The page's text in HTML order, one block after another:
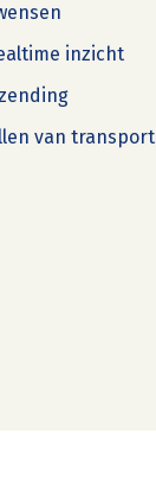
inzicht
van transport